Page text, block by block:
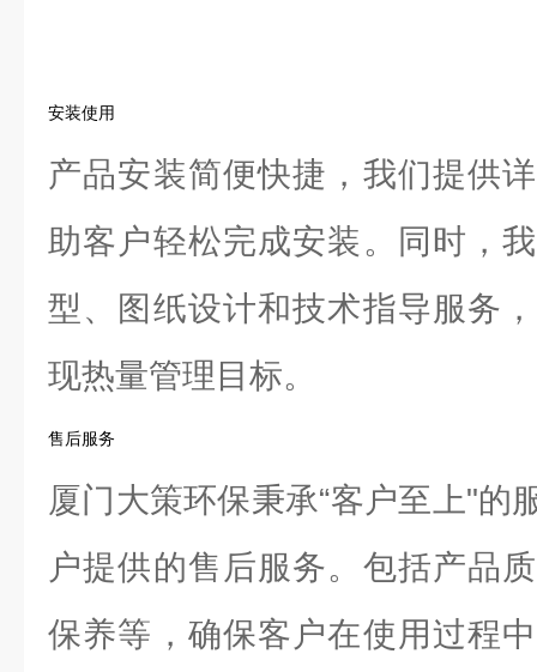
安装使用
产品安装简便快捷，我们提供
助客户轻松完成安装。同时，
型、图纸设计和技术指导服务
现热量管理目标。
售后服务
厦门大策环保秉承“客户至上"的
户提供的售后服务。包括产品
保养等，确保客户在使用过程